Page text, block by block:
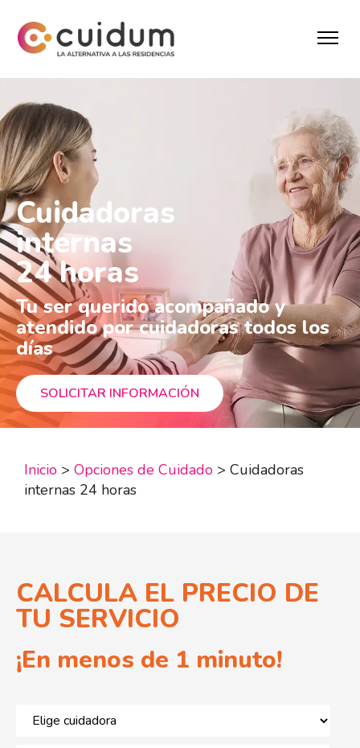
Cuidadoras
internas
24 horas
Tu ser querido acompañado y
atendido por cuidadoras todos los
días
SOLICITAR INFORMACIÓN
Inicio > Opciones de Cuidado > Cuidadoras
internas 24 horas
CALCULA EL PRECIO DE
TU SERVICIO
¡En menos de 1 minuto!